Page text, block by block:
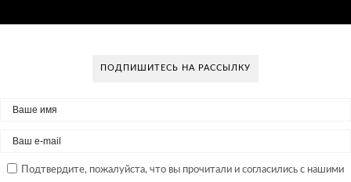
ПОДПИШИТЕСЬ НА РАССЫЛКУ
Подтвердите, пожалуйста, что вы прочитали и согласились с нашими